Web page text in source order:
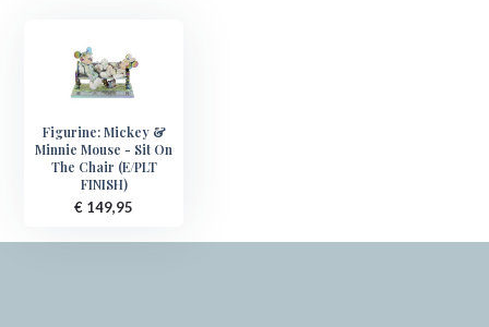
Figurine: Mickey &
Minnie Mouse - Sit On
The Chair (E/PLT
FINISH)
€ 149,95